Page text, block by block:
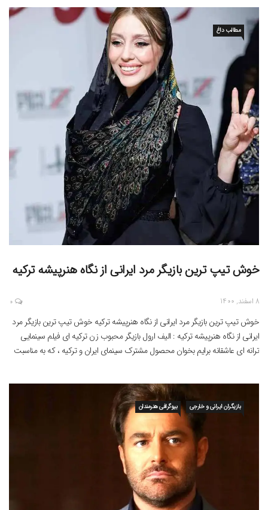
مطالب داغ
خوش تیپ ترین بازیگر مرد ایرانی از نگاه هنرپیشه ترکیه
8 اسفند, 1400 0
خوش تیپ ترین بازیگر مرد ایرانی از نگاه هنرپیشه ترکیه خوش تیپ ترین بازیگر مرد
ایرانی از نگاه هنرپیشه ترکیه : الیف ارول بازیگر محبوب زن ترکیه ای فیلم سینمایی
ترانه ای عاشقانه برایم بخوان محصول مشترک سینمای ایران و ترکیه ، که به مناسبت
بازیگران ایرانی و خارجی بیوگرافی هنرمندان